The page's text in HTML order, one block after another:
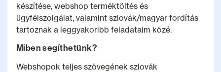
készítése, webshop terméktöltés és
ügyfélszolgálat, valamint szlovák/magyar fordítás
tartoznak a leggyakoribb feladataim közé.
Miben segíthetünk?
Webshopok teljes szövegének szlovák